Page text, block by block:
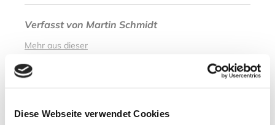
Diese Webseite verwendet Cookies
Verfasst von Martin Schmidt
Mehr aus dieser
Outdoor / Sport / Freizeit